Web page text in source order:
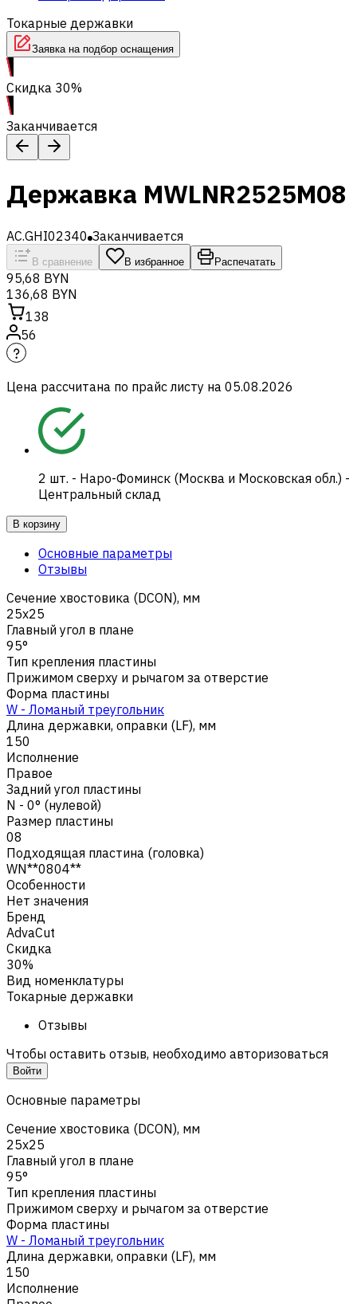
Токарные державки
Заявка на подбор оснащения
Скидка 30%
Заканчивается
Державка MWLNR2525M08
AC.GHI02340 Заканчивается
В сравнение В избранное Распечатать
95,68 BYN
136,68 BYN
138
56
Цена рассчитана по прайс листу на 05.08.2026
2 шт. - Наро-Фоминск (Москва и Московская обл.) -
Центральный склад
В корзину
Основные параметры
Отзывы
Сечение хвостовика (DCON), мм
25x25
Главный угол в плане
95°
Тип крепления пластины
Прижимом сверху и рычагом за отверстие
Форма пластины
W - Ломаный треугольник
Длина державки, оправки (LF), мм
150
Исполнение
Правое
Задний угол пластины
N - 0° (нулевой)
Размер пластины
08
Подходящая пластина (головка)
WN**0804**
Особенности
Нет значения
Бренд
AdvaCut
Скидка
30%
Вид номенклатуры
Токарные державки
Отзывы
Чтобы оставить отзыв, необходимо авторизоваться
Войти
Основные параметры
Сечение хвостовика (DCON), мм
25x25
Главный угол в плане
95°
Тип крепления пластины
Прижимом сверху и рычагом за отверстие
Форма пластины
W - Ломаный треугольник
Длина державки, оправки (LF), мм
150
Исполнение